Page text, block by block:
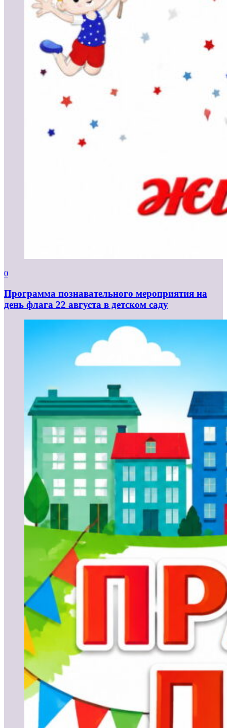
0
Программа познавательного мероприятия на
день флага 22 августа в детском саду